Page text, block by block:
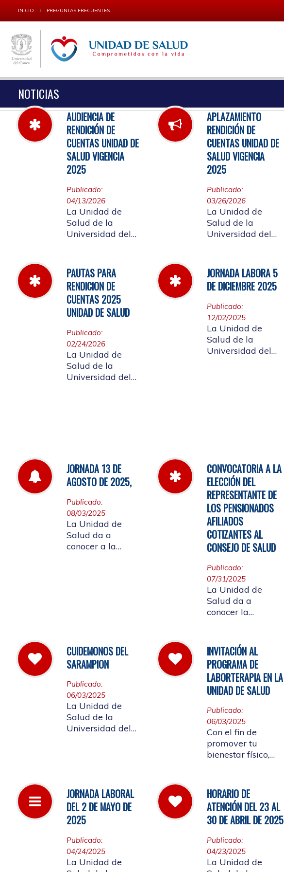
INICIO PREGUNTAS FRECUENTES
NOTICIAS
AUDIENCIA DE
RENDICIÓN DE
CUENTAS UNIDAD DE
SALUD VIGENCIA
2025
Publicado:
04/13/2026
La Unidad de
Salud de la
Universidad del
universitaria y a la
comunidad en
general, las
pautas para la
rendición de
2025.
APLAZAMIENTO
RENDICIÓN DE
CUENTAS UNIDAD DE
SALUD VIGENCIA
2025
Publicado:
03/26/2026
La Unidad de
Salud de la
Universidad del
universitaria
afiliada, y a la
ciudadanía en
general, que se
aplaza el evento
de Rendición de
Cuentas año 2025
PAUTAS PARA
RENDICION DE
CUENTAS 2025
UNIDAD DE SALUD
Publicado:
02/24/2026
La Unidad de
Salud de la
Universidad del
pautas para la
Audiencia Pública
de Rendición de
Cuentas año
k2025
JORNADA LABORA 5
DE DICIEMBRE 2025
Publicado:
12/02/2025
La Unidad de
Salud de la
Universidad del
JORNADA 13 DE
AGOSTO DE 2025,
Publicado:
08/03/2025
La Unidad de
Salud da a
conocer a la
habrá atención en
las instalaciones
de la entidad.
CONVOCATORIA A LA
ELECCIÓN DEL
REPRESENTANTE DE
LOS PENSIONADOS
AFILIADOS
COTIZANTES AL
CONSEJO DE SALUD
Publicado:
07/31/2025
La Unidad de
Salud da a
conocer la
julio de 2025 Por
la cual se convoca
a la elección del
Representante de
los Pensionados
cotizantes al
Consejo de Salud
CUIDEMONOS DEL
SARAMPION
Publicado:
06/03/2025
La Unidad de
Salud de la
Universidad del
contagiarlo a otras
personas. La
vacuna es segura
a combatir el virus
INVITACIÓN AL
PROGRAMA DE
LABORTERAPIA EN LA
UNIDAD DE SALUD
Publicado:
06/03/2025
Con el fin de
promover tu
bienestar físico,
Unidad de Salud
realizará la
apertura de
Laborterapia
JORNADA LABORAL
DEL 2 DE MAYO DE
2025
Publicado:
04/24/2025
La Unidad de
HORARIO DE
ATENCIÓN DEL 23 AL
30 DE ABRIL DE 2025
Publicado:
04/23/2025
La Unidad de